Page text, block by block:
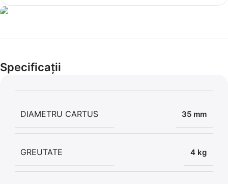
Cel mai mic preț!
56,86 LEI
Specificații
DIAMETRU CARTUS 35 mm
GREUTATE 4 kg